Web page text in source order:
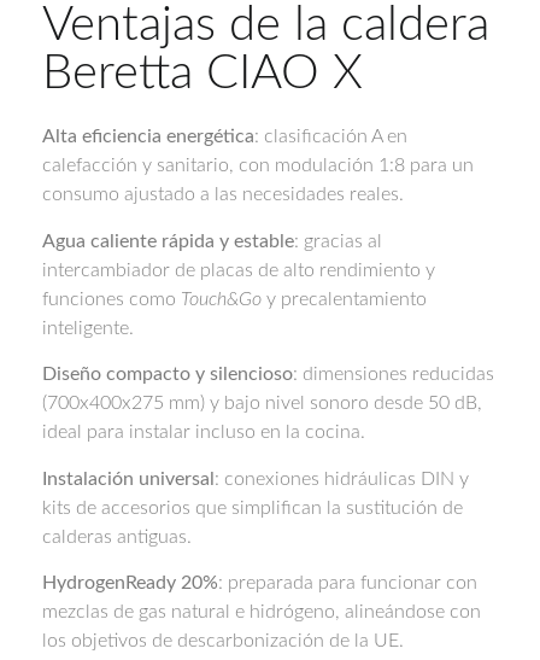
Ventajas de la caldera
Beretta CIAO X
Alta eficiencia energética: clasificación A en
calefacción y sanitario, con modulación 1:8 para un
consumo ajustado a las necesidades reales.
Agua caliente rápida y estable: gracias al
intercambiador de placas de alto rendimiento y
funciones como Touch&Go y precalentamiento
inteligente.
Diseño compacto y silencioso: dimensiones reducidas
(700x400x275 mm) y bajo nivel sonoro desde 50 dB,
ideal para instalar incluso en la cocina.
Instalación universal: conexiones hidráulicas DIN y
kits de accesorios que simplifican la sustitución de
calderas antiguas.
HydrogenReady 20%: preparada para funcionar con
mezclas de gas natural e hidrógeno, alineándose con
los objetivos de descarbonización de la UE.